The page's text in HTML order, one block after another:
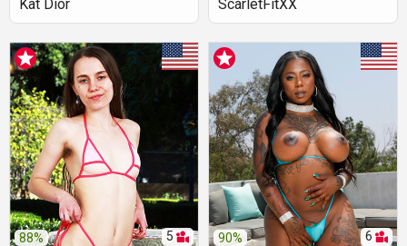
Kat Dior ScarletFitXX
5
88% 6
90%